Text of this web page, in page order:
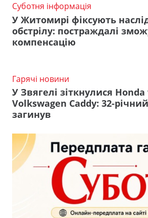
Суботня інформація
У Житомирі фіксують
обстрілу: постраждалі
компенсацію
Гарячі новини
У Звягелі зіткнулися Honda
Volkswagen Caddy: 32-
загинув